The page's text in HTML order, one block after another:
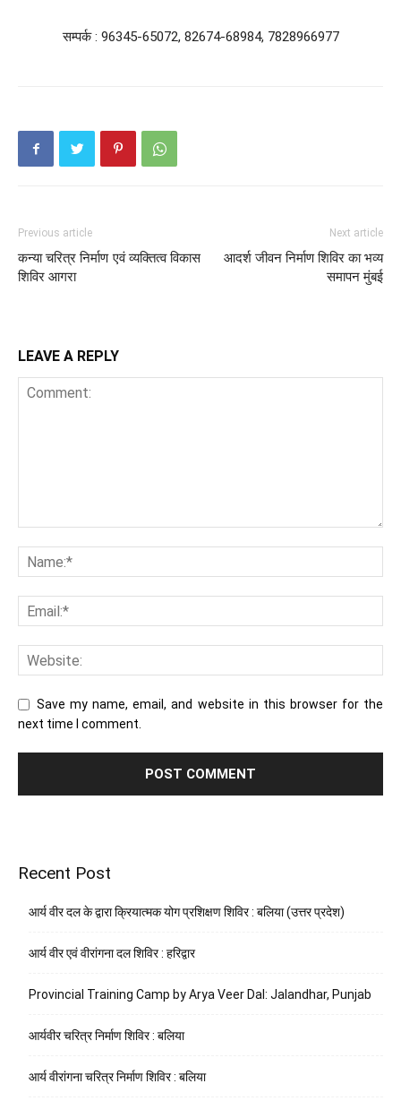
सम्पर्क : 96345-65072, 82674-68984, 7828966977
Previous article
कन्या चरित्र निर्माण एवं व्यक्तित्व विकास
शिविर आगरा
Next article
आदर्श जीवन निर्माण शिविर का भव्य
समापन मुंबई
LEAVE A REPLY
Save my name, email, and website in this browser for the
next time I comment.
Recent Post
आर्य वीर दल के द्वारा क्रियात्मक योग प्रशिक्षण शिविर : बलिया (उत्तर प्रदेश)
आर्य वीर एवं वीरांगना दल शिविर : हरिद्वार
Provincial Training Camp by Arya Veer Dal: Jalandhar, Punjab
आर्यवीर चरित्र निर्माण शिविर : बलिया
आर्य वीरांगना चरित्र निर्माण शिविर : बलिया